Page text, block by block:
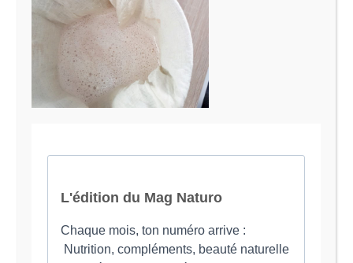
Le Magazine Naturo
Je suis Evy, Naturopathe spécialisée dans
l’accompagnement des femmes en préménopause et
ménopause